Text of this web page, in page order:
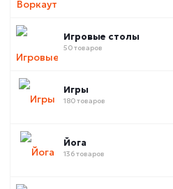
Игровые столы
50 товаров
Игры
180 товаров
Йога
136 товаров